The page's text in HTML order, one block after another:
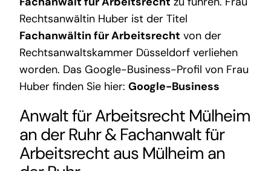
Rechtsanwältin Huber ist der Titel
Fachanwältin für Arbeitsrecht von der
Rechtsanwaltskammer Düsseldorf verliehen
worden. Das Google-Business-Profil von Frau
Huber finden Sie hier: Google-Business
Anwalt für Arbeitsrecht Mülheim
an der Ruhr&Fachanwalt für
Arbeitsrecht aus Mülheim an